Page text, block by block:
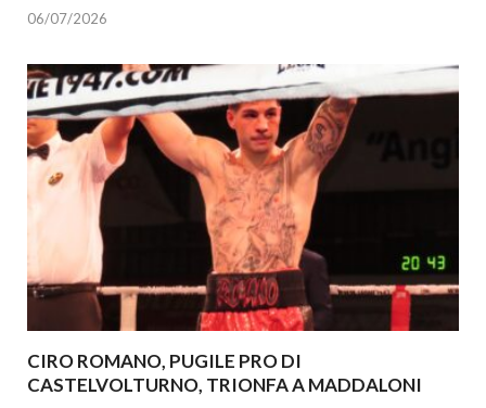
06/07/2026
CIRO ROMANO, PUGILE PRO DI
CASTELVOLTURNO, TRIONFA A MADDALONI